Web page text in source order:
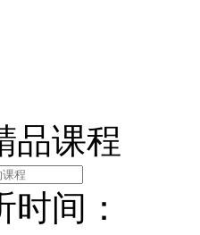
品课程
间：